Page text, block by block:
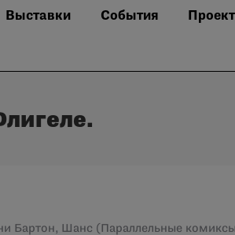
Выставки События
Бартон, Шанс (Параллельные